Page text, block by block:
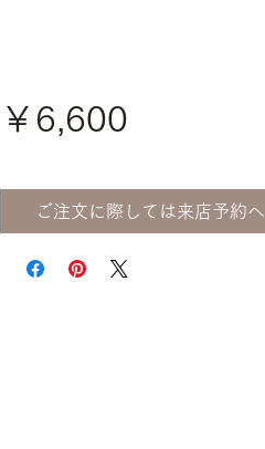
￥6,600価
格
ご注文に際しては来店予約へ